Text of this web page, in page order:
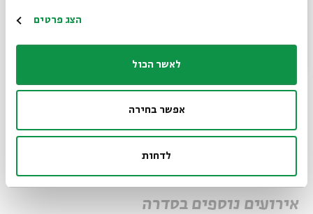
הצג פרטים
לאשר הכול
אפשר בחירה
לדחות
הוספה ליומן
הרשמה לאירועים דומים
לימוד תורה
אירועים נוספים בסדרה